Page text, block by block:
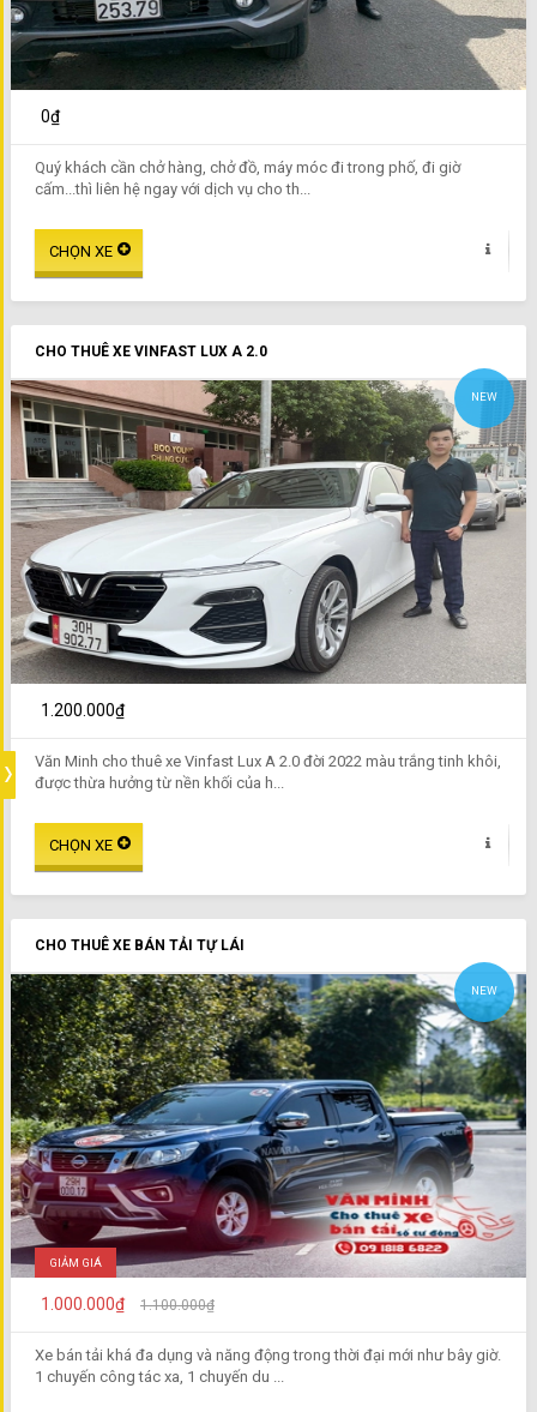
0₫
Quý khách cần chở hàng, chở đồ, máy móc đi trong phố, đi giờ
cấm...thì liên hệ ngay với dịch vụ cho th...
CHO THUÊ XE VINFAST LUX A 2.0
NEW
1.200.000₫
Văn Minh cho thuê xe Vinfast Lux A 2.0 đời 2022 màu trắng tinh khôi,
được thừa hưởng từ nền khối của h...
CHO THUÊ XE BÁN TẢI TỰ LÁI
NEW
GIẢM GIÁ
1.000.000₫ 1.100.000₫
Xe bán tải khá đa dụng và năng động trong thời đại mới như bây giờ.
1 chuyến công tác xa, 1 chuyến du ...